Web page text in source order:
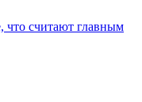
что считают главным